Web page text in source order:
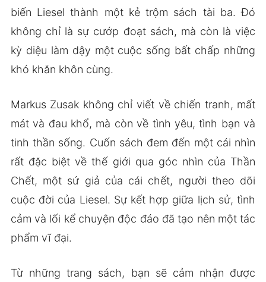
biến Liesel thành một kẻ trộm sách tài ba. Đó
không chỉ là sự cướp đoạt sách, mà còn là việc
kỳ diệu làm dậy một cuộc sống bất chấp những
khó khăn khôn cùng.
Markus Zusak không chỉ viết về chiến tranh, mất
mát và đau khổ, mà còn về tình yêu, tình bạn và
tinh thần sống. Cuốn sách đem đến một cái nhìn
rất đặc biệt về thế giới qua góc nhìn của Thần
Chết, một sứ giả của cái chết, người theo dõi
cuộc đời của Liesel. Sự kết hợp giữa lịch sử, tình
cảm và lối kể chuyện độc đáo đã tạo nên một tác
phẩm vĩ đại.
Từ những trang sách, bạn sẽ cảm nhận được